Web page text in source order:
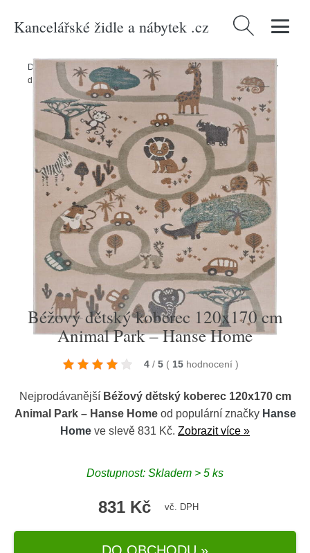
Kancelářské židle a nábytek .cz Vyhledávání
Domů Produkty /> Textil > Dětský textil > Dětské koberce
Béžový
dětský koberec 120x170 cm Animal Park – Hanse Home
Béžový dětský koberec 120x170 cm
Animal Park – Hanse Home
4 / 5 ( 15 hodnocení )
Nejprodávanější Béžový dětský koberec 120x170 cm
Animal Park – Hanse Homeod populární značky Hanse
Home ve slevě 831 Kč. Zobrazit více »
Dostupnost: Skladem > 5 ks
831 Kč vč. DPH
DO OBCHODU »